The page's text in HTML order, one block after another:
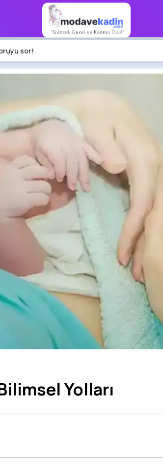
sor!
Yolları